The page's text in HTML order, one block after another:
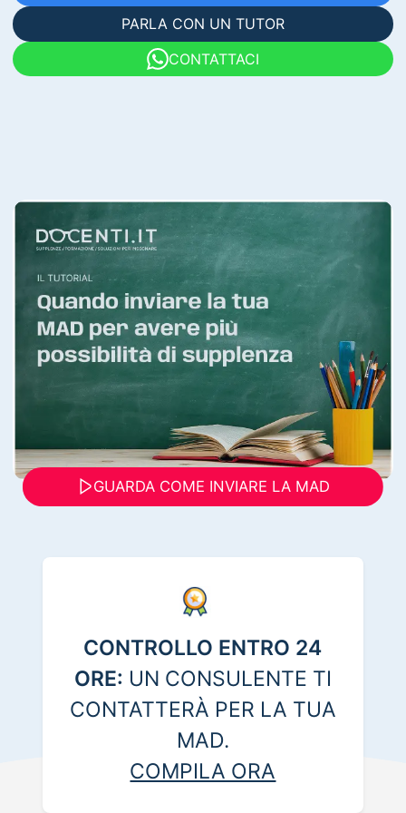
PARLA CON UN TUTOR
CONTATTACI
GUARDA COME INVIARE LA MAD
CONTROLLO ENTRO 24
ORE: UN CONSULENTE TI
CONTATTERÀ PER LA TUA
MAD.
COMPILA ORA